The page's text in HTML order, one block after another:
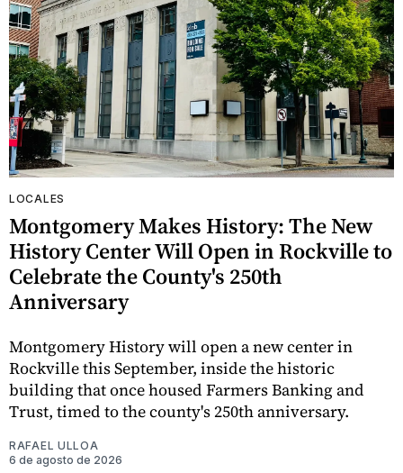
LOCALES
Montgomery Makes History: The New
History Center Will Open in Rockville to
Celebrate the County's 250th
Anniversary
Montgomery History will open a new center in
Rockville this September, inside the historic
building that once housed Farmers Banking and
Trust, timed to the county's 250th anniversary.
RAFAEL ULLOA
6 de agosto de 2026